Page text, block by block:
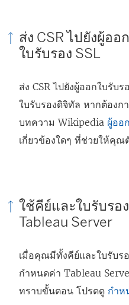
ส่ง CSR ไปยังผู้ออ
ใบรับรอง SSL
ส่ง CSR ไปยังผู้ออกใบรับ
ใบรับรองดิจิทัล หากต้องก
บทความ Wikipedia ผู้ออ
เกี่ยวข้องใดๆ ที่ช่วยให้คุณ
ใช้คีย์และใบรับรอ
Tableau Server
เมื่อคุณมีทั้งคีย์และใบรับร
กำหนดค่า Tableau
ทราบขั้นตอน โปรดดู กำห